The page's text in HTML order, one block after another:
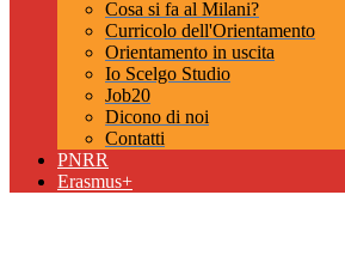
Cosa si fa al Milani?
Curricolo dell'Orientamento
Orientamento in uscita
Io Scelgo Studio
Job20
Dicono di noi
Contatti
PNRR
Erasmus+